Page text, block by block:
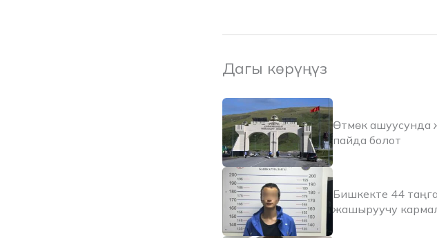
Дагы көрүңүз
Өтмөк ашуусунда
пайда болот
Бишкекте 44
жашыруучу